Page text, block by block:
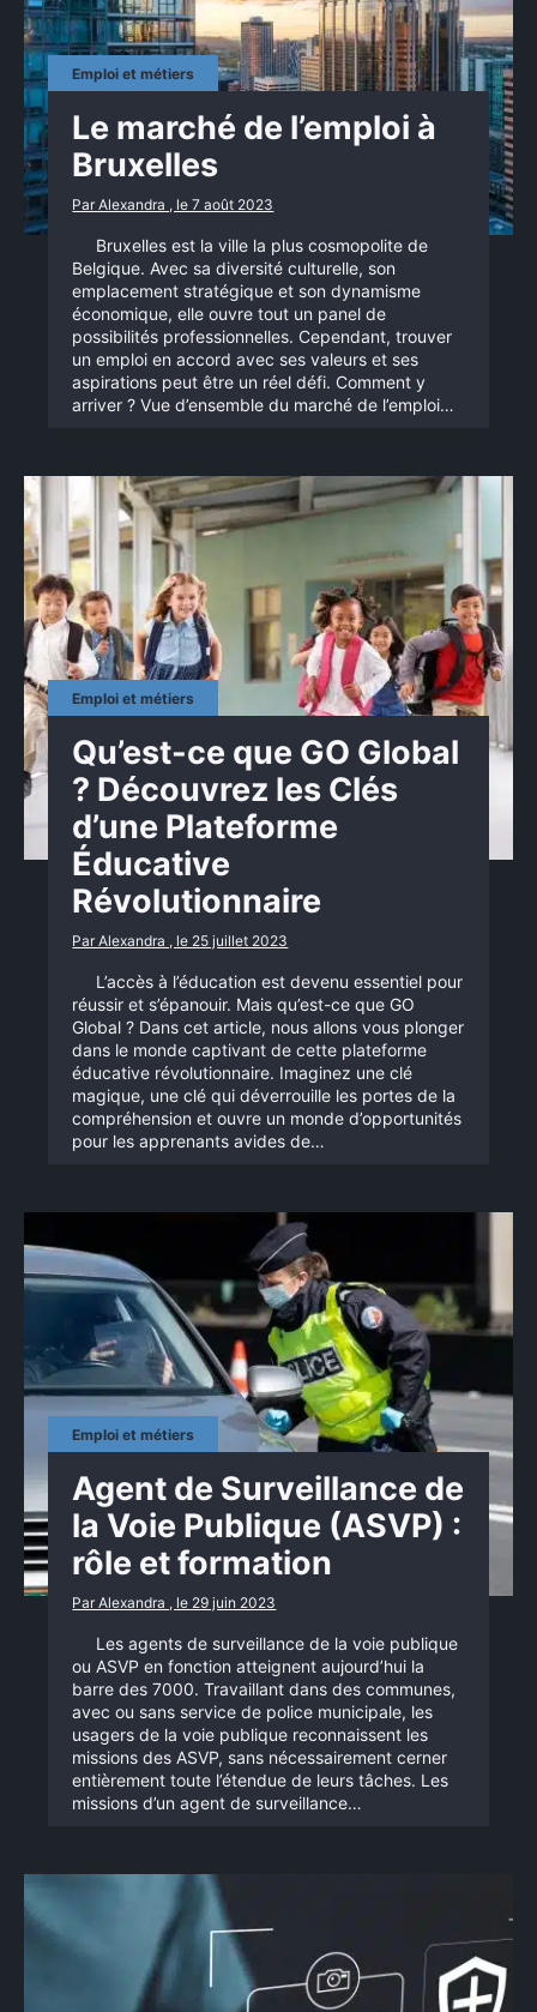
Emploi et métiers
Le marché de l’emploi à
Bruxelles
Par Alexandra , le 7 août 2023
Bruxelles est la ville la plus cosmopolite de
Belgique. Avec sa diversité culturelle, son
emplacement stratégique et son dynamisme
économique, elle ouvre tout un panel de
possibilités professionnelles. Cependant, trouver
un emploi en accord avec ses valeurs et ses
aspirations peut être un réel défi. Comment y
arriver ? Vue d’ensemble du marché de l’emploi…
Emploi et métiers
Qu’est-ce que GO Global
? Découvrez les Clés
d’une Plateforme
Éducative
Révolutionnaire
Par Alexandra , le 25 juillet 2023
L’accès à l’éducation est devenu essentiel pour
réussir et s’épanouir. Mais qu’est-ce que GO
Global ? Dans cet article, nous allons vous plonger
dans le monde captivant de cette plateforme
éducative révolutionnaire. Imaginez une clé
magique, une clé qui déverrouille les portes de la
compréhension et ouvre un monde d’opportunités
pour les apprenants avides de…
Emploi et métiers
Agent de Surveillance de
la Voie Publique (ASVP) :
rôle et formation
Par Alexandra , le 29 juin 2023
Les agents de surveillance de la voie publique
ou ASVP en fonction atteignent aujourd’hui la
barre des 7000. Travaillant dans des communes,
avec ou sans service de police municipale, les
usagers de la voie publique reconnaissent les
missions des ASVP, sans nécessairement cerner
entièrement toute l’étendue de leurs tâches. Les
missions d’un agent de surveillance…
Rechercher
: